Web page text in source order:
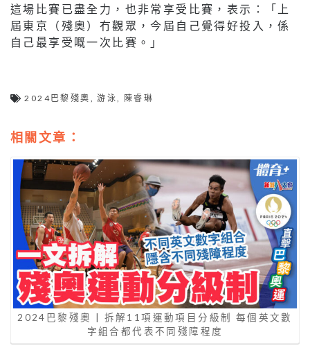
這場比賽已盡全力，也非常享受比賽，表示：「上
屆東京（殘奧）冇觀眾，今屆自己覺得好投入，係
自己最享受嘅一次比賽。」
2024巴黎殘奧 ,游泳, 陳睿琳
相關文章：
2024巴黎殘奧 | 拆解11項運動項目分級制 每個英文數
字組合都代表不同殘障程度